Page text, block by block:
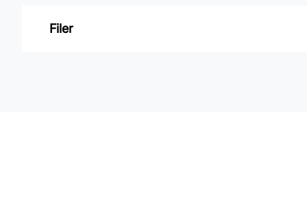
Varumärke: Midbec Tapeter
Filer